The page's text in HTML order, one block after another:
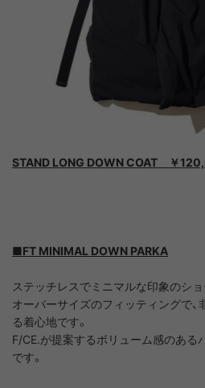
STAND LONG DOWN COAT ￥
■FT MINIMAL DOWN PARKA
ステッチレスでミニマルな印象のショ
オーバーサイズのフィッティングで、
る着心地です。
F/CE.が提案するボリューム感のある
です。